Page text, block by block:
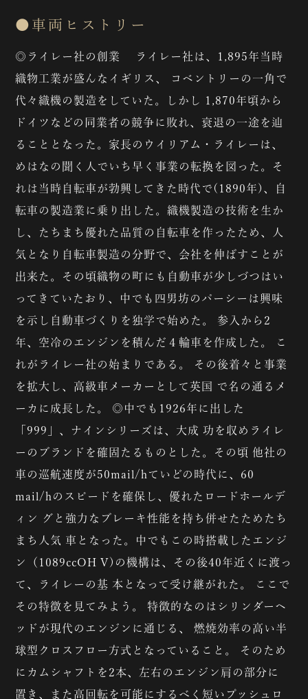
●車両ヒストリー
◎ライレー社の創業 ライレー社は、1,895年当時
織物工業が盛んなイギリス、 コベントリーの一角で
代々織機の製造をしていた。しかし 1,870年頃から
ドイツなどの同業者の競争に敗れ、衰退の一途を辿
ることとなった。家長のウイリアム・ライレーは、
めはなの聞く人でいち早く事業の転換を図った。そ
れは当時自転車が勃興してきた時代で(1890年)、自
転車の製造業に乗り出した。織機製造の技術を生か
し、たちまち優れた品質の自転車を作ったため、人
気となり自転車製造の分野で、会社を伸ばすことが
出来た。その頃織物の町にも自動車が少しづつはい
ってきていたおり、中でも四男坊のパーシーは興味
を示し自動車づくりを独学で始めた。 参入から2
年、空冷のエンジンを積んだ４輪車を作成した。 こ
れがライレー社の始まりである。 その後着々と事業
を拡大し、高級車メーカーとして英国 で名の通るメ
ーカに成長した。 ◎中でも1926年に出した
「999」、ナインシリーズは、大成 功を収めライレ
ーのブランドを確固たるものとした。その頃 他社の
車の巡航速度が50mail/hていどの時代に、60
mail/hのスピードを確保し、優れたロードホールデ
ィン グと強力なブレーキ性能を持ち併せたためたち
まち人気 車となった。中でもこの時搭載したエンジ
ン（1089ccOH V)の機構は、その後40年近くに渡っ
て、ライレーの基 本となって受け継がれた。 ここで
その特徴を見てみよう。 特徴的なのはシリンダーヘ
ッドが現代のエンジンに通じる、 燃焼効率の高い半
球型クロスフロー方式となっていること。 そのため
にカムシャフトを2本、左右のエンジン肩の部分に
置き、また高回転を可能にするべく短いプッシュロ